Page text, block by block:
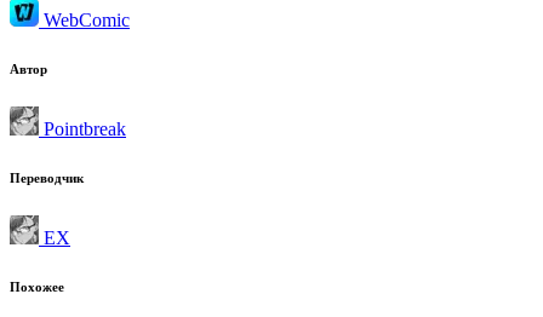
WebComic
Автор
Pointbreak
Переводчик
EX
Похожее